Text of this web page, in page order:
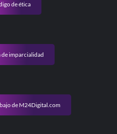
de ética
de imparcialidad
de M24Digital.com